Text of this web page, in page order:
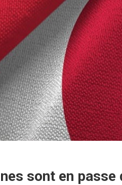
sont en passe